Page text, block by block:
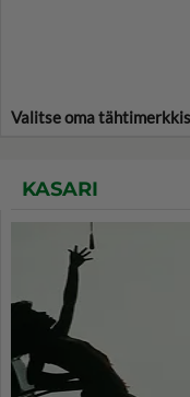
Valitse oma
KASARI